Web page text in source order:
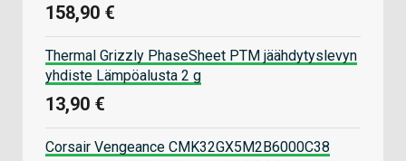
158,90 €
Thermal Grizzly PhaseSheet PTM jäähdytyslevyn
yhdiste Lämpöalusta 2 g
13,90 €
Corsair Vengeance CMK32GX5M2B6000C38